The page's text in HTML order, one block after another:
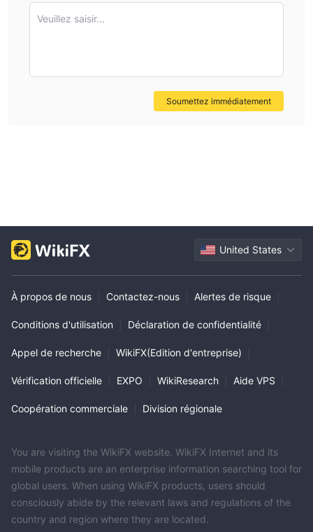
Veuillez saisir...
Soumettez immédiatement
United States
À propos de nous Contactez-nous Alertes de risque
Conditions d'utilisation Déclaration de confidentialité
Appel de recherche WikiFX(Edition d'entreprise)
Vérification officielle EXPO WikiResearch Aide VPS
Coopération commerciale Division régionale
You are visiting the WikiFX website. WikiFX Internet and its
mobile products are an enterprise information searching tool for
global users. When using WikiFX products, users should
consciously abide by the relevant laws and regulations of the
country and region where they are located.